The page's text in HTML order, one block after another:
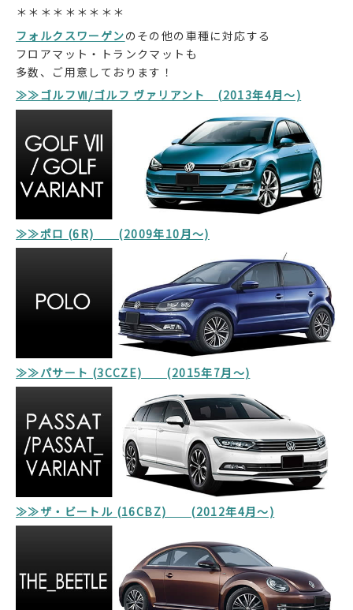
＊＊＊＊＊＊＊＊＊
フォルクスワーゲンのその他の車種に対応する
フロアマット・トランクマットも
多数、ご用意しております！
≫≫ゴルフⅦ/ゴルフ ヴァリアント (2013年4月～)
≫≫ポロ (6R) (2009年10月～)
≫≫パサート (3CCZE) (2015年7月～)
≫≫ザ・ビートル (16CBZ) (2012年4月～)